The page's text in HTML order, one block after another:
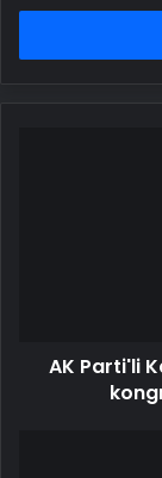
adresinizi
Açıklaması
AK Parti'li